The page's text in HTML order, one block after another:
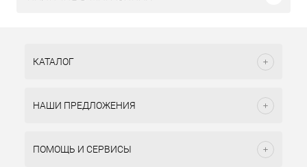
КАТАЛОГ
НАШИ ПРЕДЛОЖЕНИЯ
ПОМОЩЬ И СЕРВИСЫ